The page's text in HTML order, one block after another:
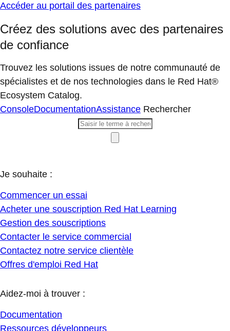
Accéder au portail des partenaires
Créez des solutions avec des partenaires
de confiance
Trouvez les solutions issues de notre communauté de
spécialistes et de nos technologies dans le Red Hat®
Ecosystem Catalog.
ConsoleDocumentationAssistance Rechercher
Je souhaite :
Commencer un essai
Acheter une souscription Red Hat Learning
Gestion des souscriptions
Contacter le service commercial
Contactez notre service clientèle
Offres d'emploi Red Hat
Aidez-moi à trouver :
Documentation
Ressources développeurs